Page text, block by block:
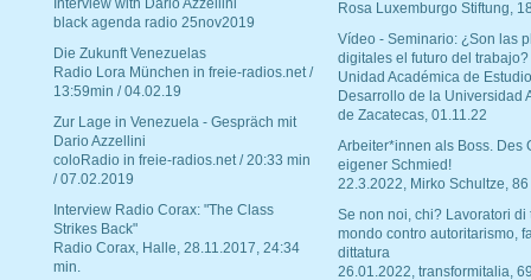
Interview with Dario Azzellini
black agenda radio 25nov2019
Die Zukunft Venezuelas
Radio Lora München in freie-radios.net /
13:59min / 04.02.19
Zur Lage in Venezuela - Gespräch mit
Dario Azzellini
coloRadio in freie-radios.net / 20:33 min
/ 07.02.2019
Interview Radio Corax: "The Class
Strikes Back"
Radio Corax, Halle, 28.11.2017, 24:34
min.
Rosa Luxemburgo Stiftung,
Vídeo - Seminario: ¿Son las
digitales el futuro del trabajo?
Unidad Académica de
Desarrollo de la Universidad
de Zacatecas, 01.11.22
Arbeiter*innen als Boss. Des
eigener Schmied!
22.3.2022, Mirko Schultze, 86
Se non noi, chi? Lavoratori di
mondo contro autoritarismo,
dittatura
26.01.2022, transformitalia,